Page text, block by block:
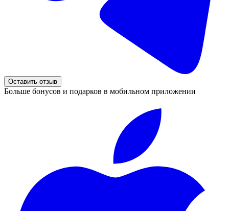
Оставить отзыв
Больше бонусов и подарков в мобильном приложении